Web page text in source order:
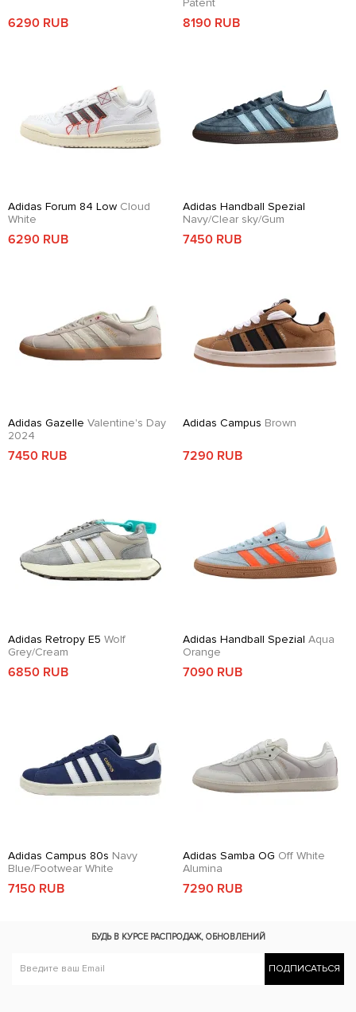
6290 RUB
Patent
8190 RUB
Adidas Forum 84 Low Cloud
White
6290 RUB
Adidas Handball Spezial
Navy/Clear sky/Gum
7450 RUB
Adidas Gazelle Valentine's Day
2024
7450 RUB
Adidas Campus Brown
7290 RUB
Adidas Retropy E5 Wolf
Grey/Cream
6850 RUB
Adidas Handball Spezial Aqua
Orange
7090 RUB
Adidas Campus 80s Navy
Blue/Footwear White
7150 RUB
Adidas Samba OG Off White
Alumina
7290 RUB
БУДЬ В КУРСЕ РАСПРОДАЖ, ОБНОВЛЕНИЙ
ПОДПИСАТЬСЯ